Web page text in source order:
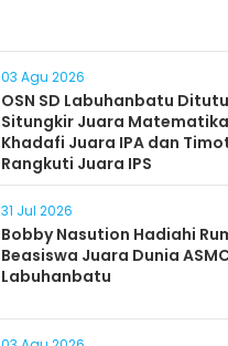
03 Agu 2026
OSN SD Labuhanbatu
Situngkir Juara
Khadafi Juara IPA dan
Rangkuti Juara IPS
31 Jul 2026
Bobby Nasution Hadiahi
Beasiswa Juara Dunia
Labuhanbatu